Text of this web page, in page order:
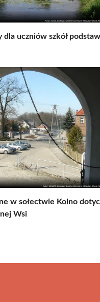
dla uczniów szkół
w sołectwie Kolno
Wsi